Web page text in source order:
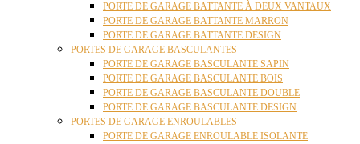
PORTE DE GARAGE BATTANTE À DEUX VANTAUX
PORTE DE GARAGE BATTANTE MARRON
PORTE DE GARAGE BATTANTE DESIGN
PORTES DE GARAGE BASCULANTES
PORTE DE GARAGE BASCULANTE SAPIN
PORTE DE GARAGE BASCULANTE BOIS
PORTE DE GARAGE BASCULANTE DOUBLE
PORTE DE GARAGE BASCULANTE DESIGN
PORTES DE GARAGE ENROULABLES
PORTE DE GARAGE ENROULABLE ISOLANTE